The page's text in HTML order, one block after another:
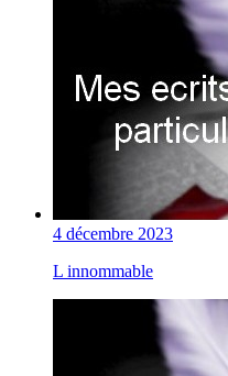
4 décembre 2023
L innommable